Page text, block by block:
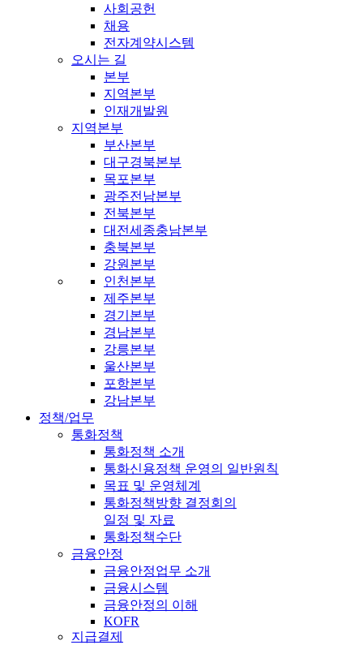
사회공헌
채용
전자계약시스템
오시는 길
본부
지역본부
인재개발원
지역본부
부산본부
대구경북본부
목포본부
광주전남본부
전북본부
대전세종충남본부
충북본부
강원본부
인천본부
제주본부
경기본부
경남본부
강릉본부
울산본부
포항본부
강남본부
정책/업무
통화정책
통화정책 소개
통화신용정책 운영의 일반원칙
목표 및 운영체계
통화정책방향 결정회의
일정 및 자료
통화정책수단
금융안정
금융안정업무 소개
금융시스템
금융안정의 이해
KOFR
지급결제